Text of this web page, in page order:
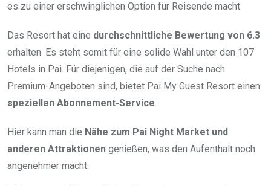
es zu einer erschwinglichen Option für Reisende macht.
Das Resort hat eine durchschnittliche Bewertung von 6.3
erhalten. Es steht somit für eine solide Wahl unter den 107
Hotels in Pai. Für diejenigen, die auf der Suche nach
Premium-Angeboten sind, bietet Pai My Guest Resort einen
speziellen Abonnement-Service.
Hier kann man die Nähe zum Pai Night Market und
anderen Attraktionen genießen, was den Aufenthalt noch
angenehmer macht.